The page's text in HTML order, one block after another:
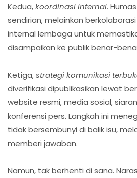
Kedua,koordinasi internal.
sendirian, melainkan
internal lembaga untuk
disampaikan ke publik benar-
Ketiga,strategi komunikasi
diverifikasi dipublikasikan lewat
website resmi, media sosial,
konferensi pers. Langkah ini
tidak bersembunyi di balik isu,
memberi jawaban.
Namun, tak berhenti di sana.